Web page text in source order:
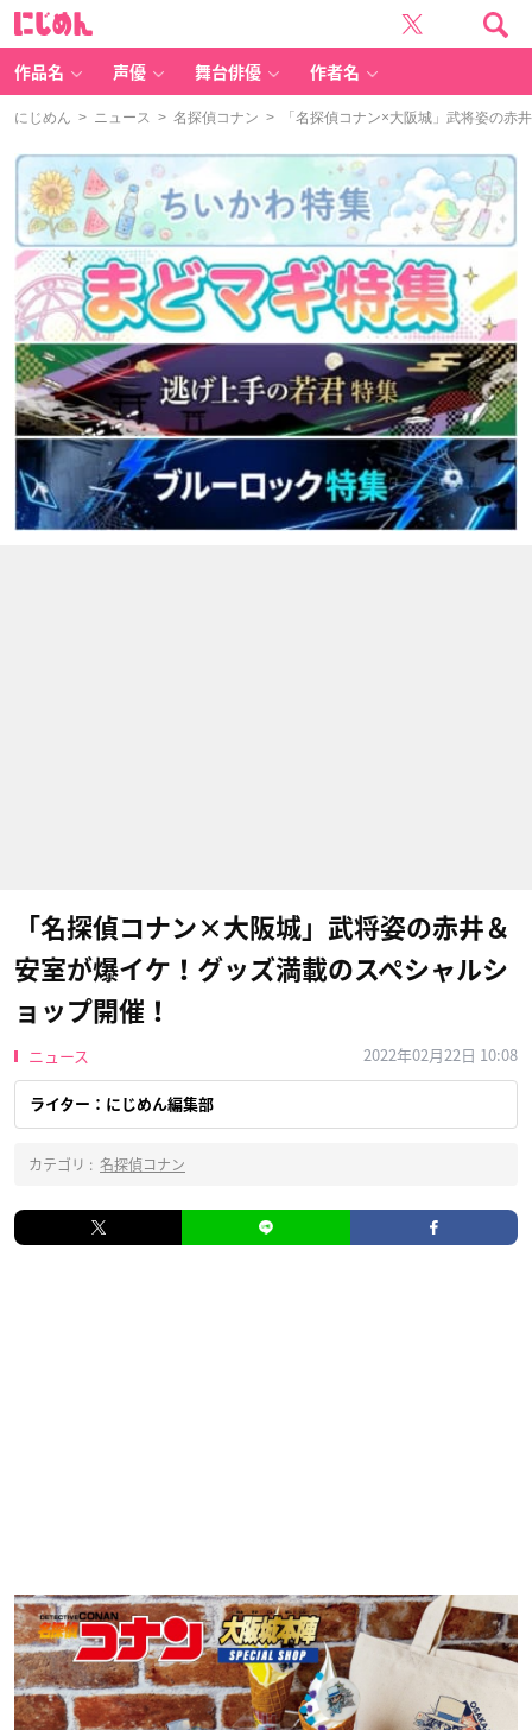
作品名 声優 舞台俳優 作者名
にじめん > ニュース > 名探偵コナン > 「名探偵コナン×大阪城」武将姿の赤
「名探偵コナン×大阪城」武将姿の赤井＆
安室が爆イケ！グッズ満載のスペシャルシ
ョップ開催！
ニュース 2022年02月22日 10:08
ライター：にじめん編集部
カテゴリ : 名探偵コナン